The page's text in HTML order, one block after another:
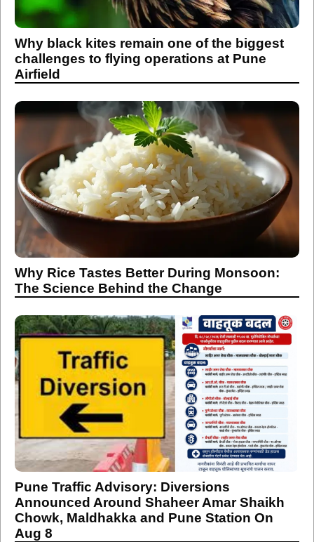
Why black kites remain one of the biggest
challenges to flying operations at Pune
Airfield
Why Rice Tastes Better During Monsoon:
The Science Behind the Change
Pune Traffic Advisory: Diversions
Announced Around Shaheer Amar Shaikh
Chowk, Maldhakka and Pune Station On
Aug 8